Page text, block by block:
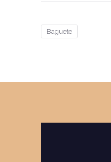
Baguete